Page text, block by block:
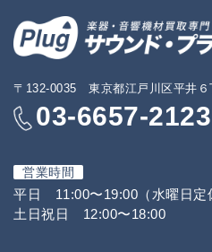
〒132-0035 東京都江戸川区平井６
03-6657-2123
営業時間
平日 11:00〜19:00（水曜日定
土日祝日 12:00〜18:00